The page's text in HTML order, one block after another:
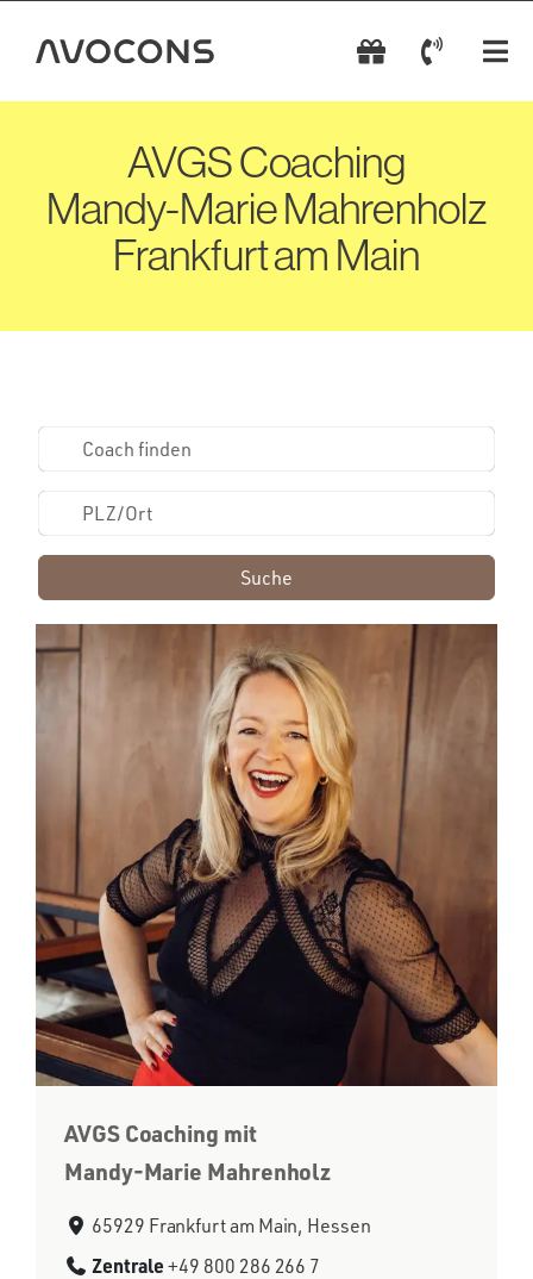
Inhalt
Coach wählen
AVGS einlösen
Kontakt
AVGS Coaching
Mandy-Marie Mahrenholz
Frankfurt am Main
Suche
AVGS Coaching mit
Mandy-Marie Mahrenholz
65929 Frankfurt am Main, Hessen
Zentrale +49 800 286 266 7